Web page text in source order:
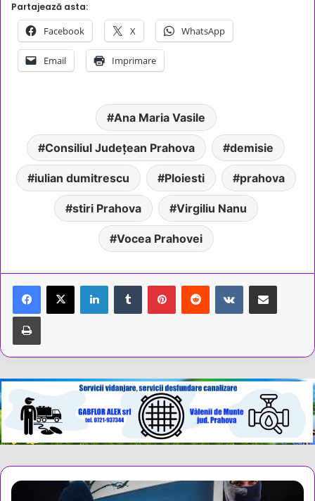
Partajează asta:
Facebook X WhatsApp
Email Imprimare
Ana Maria Vasile
Consiliul Județean Prahova demisie
iulian dumitrescu Ploiesti prahova
stiri Prahova Virgiliu Nanu
Vocea Prahovei
LinkedInTumblr PinterestReddit VKontakteShare via Email
Tipărește
Percheziții